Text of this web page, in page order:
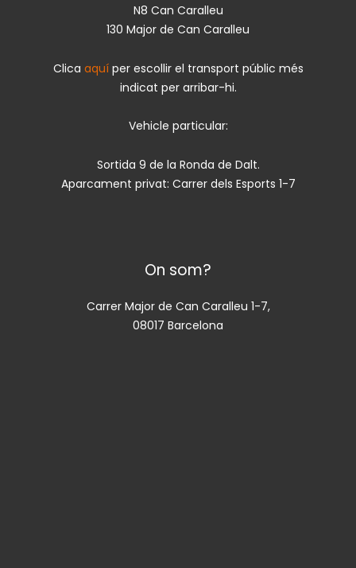
N8 Can Caralleu
130 Major de Can Caralleu
Clica aquí per escollir el transport públic més
indicat per arribar-hi.
Vehicle particular:
Sortida 9 de la Ronda de Dalt.
Aparcament privat: Carrer dels Esports 1-7
On som?
Carrer Major de Can Caralleu 1-7,
08017 Barcelona